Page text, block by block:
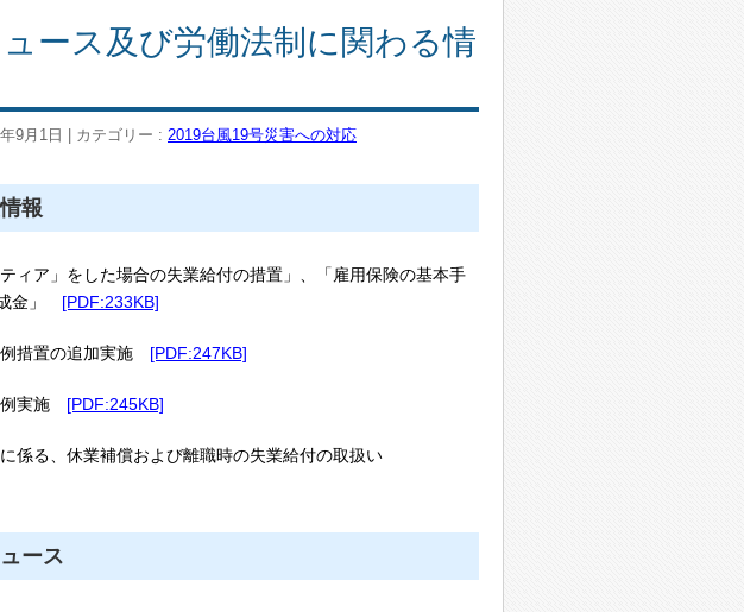
ース及び労働法制に関わる情
9月1日 カテゴリー : 2019台風19号災害への対応
報
ア」をした場合の失業給付の措置」、「雇用保険の基本手
金」 [PDF:233KB]
措置の追加実施 [PDF:247KB]
例実施 [PDF:245KB]
係る、休業補償および離職時の失業給付の取扱い
ース